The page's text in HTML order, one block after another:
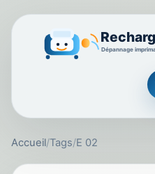
Accueil/Tags/E 02